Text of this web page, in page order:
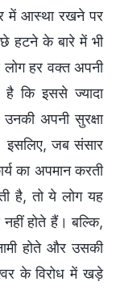
में आस्था रखने पर
हटने के बारे में भी
हर वक्त अपनी
है कि इससे ज्यादा
अपनी सुरक्षा
इसलिए, जब संसार
का अपमान करती
है, तो ये लोग यह
होते हैं। बल्कि,
होते और उसकी
के विरोध में खड़े